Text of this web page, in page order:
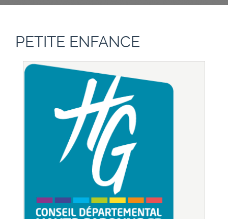
PETITE ENFANCE